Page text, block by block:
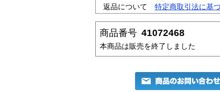
返品について 特定商取引法に基
商品番号 41072468
本商品は販売を終了しました